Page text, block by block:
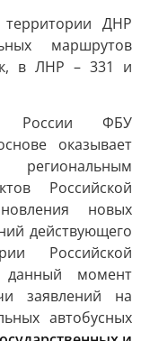
ДНР
маршрутов
в ЛНР – 331 и
России ФБУ
оказывает
региональным
Российской
новых
действующего
Российской
момент
заявлений на
автобусных